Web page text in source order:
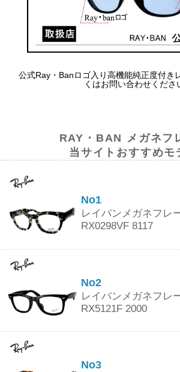
公式Ray・Banロゴ入り高機能純正度付き
くはお問い合わせくださ
RAY・BAN メガネフ
当サイトおすすめモ
No1
レイバンメガネフレ
RX0298VF 8117
No2
レイバンメガネフレ
RX5121F 2000
No3